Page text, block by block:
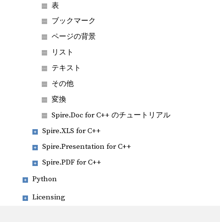
表
ブックマーク
ページの背景
リスト
テキスト
その他
変換
Spire.Doc for C++ のチュートリアル
Spire.XLS for C++
Spire.Presentation for C++
Spire.PDF for C++
Python
Licensing